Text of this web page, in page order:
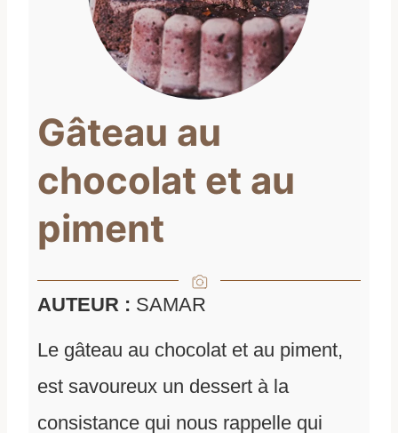
Gâteau au
chocolat et au
piment
AUTEUR : SAMAR
Le gâteau au chocolat et au piment,
est savoureux un dessert à la
consistance qui nous rappelle qui